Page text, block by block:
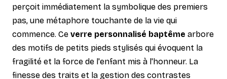
perçoit immédiatement la symbolique des premiers
pas, une métaphore touchante de la vie qui
commence. Ce verre personnalisé baptême arbore
des motifs de petits pieds stylisés qui évoquent la
fragilité et la force de l'enfant mis à l'honneur. La
finesse des traits et la gestion des contrastes